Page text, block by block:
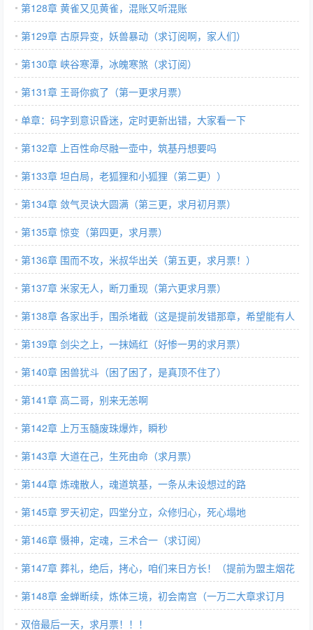
第128章 黄雀又见黄雀，混账又听混账
第129章 古原异变，妖兽暴动（求订阅啊，家人们）
第130章 峡谷寒潭，冰魄寒煞（求订阅）
第131章 王哥你疯了（第一更求月票）
单章：码字到意识昏迷，定时更新出错，大家看一下
第132章 上百性命尽融一壶中，筑基丹想要吗
第133章 坦白局，老狐狸和小狐狸（第二更））
第134章 敛气灵诀大圆满（第三更，求月初月票）
第135章 惊变（第四更，求月票）
第136章 围而不攻，米叔华出关（第五更，求月票！）
第137章 米家无人，断刀重现（第六更求月票）
第138章 各家出手，围杀堵截（这是提前发错那章，希望能有人
订阅一下
第139章 剑尖之上，一抹嫣红（好惨一男的求月票）
第140章 困兽犹斗（困了困了，是真顶不住了）
第141章 高二哥，别来无恙啊
第142章 上万玉髓废珠爆炸，瞬秒
第143章 大道在己，生死由命（求月票）
第144章 炼魂散人，魂道筑基，一条从未设想过的路
第145章 罗天初定，四堂分立，众修归心，死心塌地
第146章 慑神，定魂，三术合一（求订阅）
第147章 葬礼，绝后，拷心，咱们来日方长！（提前为盟主烟花
小闽贺！）
第148章 金蝉断续，炼体三境，初会南宫（一万二大章求订月
票）
双倍最后一天，求月票！！！